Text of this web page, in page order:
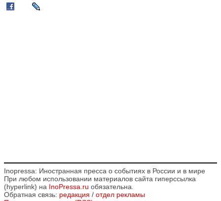
Inopressa: Иностранная пресса о событиях в России и в мире
При любом использовании материалов сайта гиперссылка
(hyperlink) на InoPressa.ru обязательна.
Обратная связь: редакция / отдел рекламы